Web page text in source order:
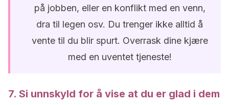
på jobben, eller en konflikt med en venn,
dra til legen osv. Du trenger ikke alltid å
vente til du blir spurt. Overrask dine kjære
med en uventet tjeneste!
7. Si unnskyld for å vise at du er glad i dem